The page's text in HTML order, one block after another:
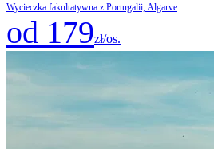
Wycieczka fakultatywna z Portugalii, Algarve
od 179zł/os.